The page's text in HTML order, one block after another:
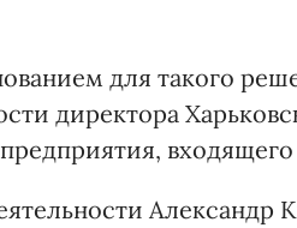
для такого
директора
Александр